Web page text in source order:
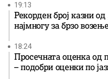
19:13
Рекорден број казни од
најмногу за брзо возење
18:24
Просечната оценка од
– подобри оценки по